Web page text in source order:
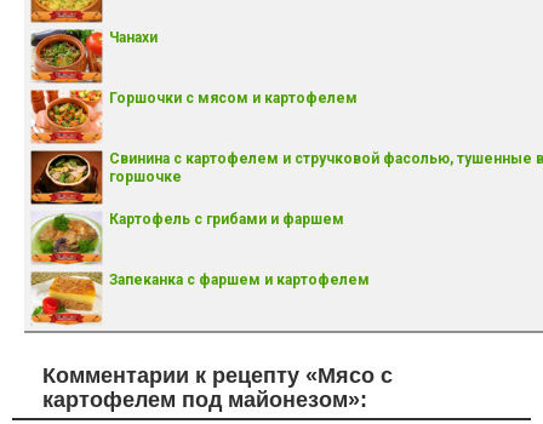
Чанахи
Горшочки с мясом и картофелем
Свинина с картофелем и стручковой фасолью, тушенные в
горшочке
Картофель с грибами и фаршем
Запеканка с фаршем и картофелем
Комментарии к рецепту «Мясо с
картофелем под майонезом»: